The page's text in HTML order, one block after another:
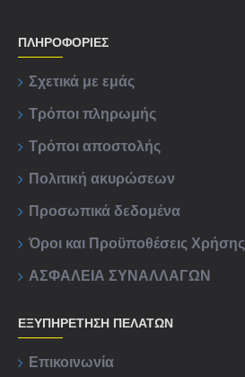
ΠΛΗΡΟΦΟΡΊΕΣ
Σχετικά με εμάς
Τρόποι πληρωμής
Τρόποι αποστολής
Πολιτική ακυρώσεων
Προσωπικά δεδομένα
Όροι και Προϋποθέσεις Χρήσης
ΑΣΦΑΛΕΙΑ ΣΥΝΑΛΛΑΓΩΝ
ΕΞΥΠΗΡΈΤΗΣΗ ΠΕΛΑΤΏΝ
Επικοινωνία